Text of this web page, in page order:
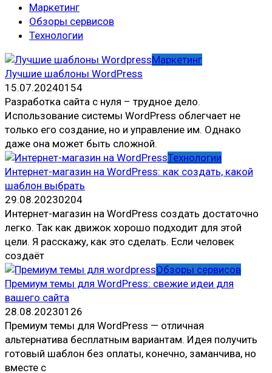
Маркетинг
Обзоры сервисов
Технологии
Маркетинг
Лучшие шаблоны WordPress
15.07.20240154
Разработка сайта с нуля – трудное дело.
Использование системы WordPress облегчает не
только его создание, но и управление им. Однако
даже она может быть сложной.
Технологии
Интернет-магазин на WordPress: как создать, какой
шаблон выбрать
29.08.20230204
Интернет-магазин на WordPress создать достаточно
легко. Так как движок хорошо подходит для этой
цели. Я расскажу, как это сделать. Если человек
создаёт
Обзоры сервисов
Премиум темы для WordPress: свежие идеи для
вашего сайта
28.08.20230126
Премиум темы для WordPress — отличная
альтернатива бесплатным вариантам. Идея получить
готовый шаблон без оплаты, конечно, заманчива, но
вместе с